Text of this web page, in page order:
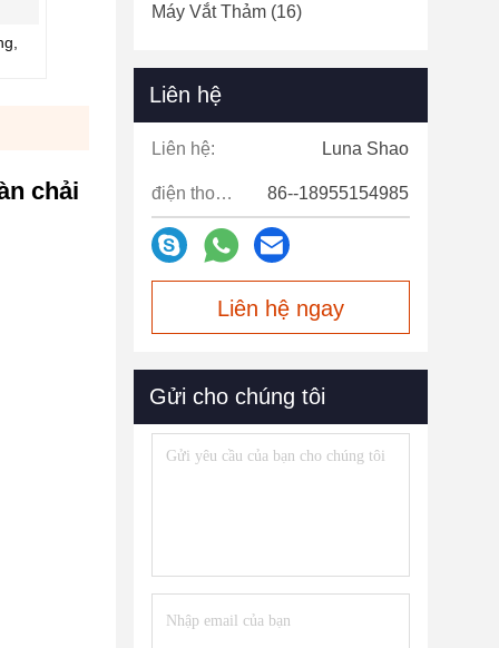
chải
Máy Vắt Thảm (16)
Liên hệ
Liên hệ: Luna Shao
điện thoại: 86--18955154985
Liên hệ ngay
Gửi cho chúng tôi